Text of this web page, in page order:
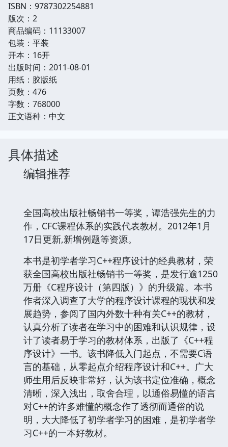
ISBN：9787302254881
版次：2
商品编码：11133007
包装：平装
开本：16开
出版时间：2011-08-01
用纸：胶版纸
页数：476
字数：768000
正文语种：中文
具体描述
编辑推荐
全国高校出版社畅销书一等奖，谭浩强先生的力
作，CFC课程体系的实践代表教材。2012年1月
17日更新,新增例题等资源。
本书是初学者学习C++程序设计的经典教材，荣
获全国高校出版社畅销书一等奖，是发行逾1250
万册《C程序设计（第四版）》的升级篇。本书
作者深入调查了大学的程序设计课程的现状和发
展趋势，参阅了国内外数十种有关C++的教材，
认真分析了读者在学习中的困难和认识规律，设
计了读者易于学习的教材体系，出版了《C++程
序设计》一书。该书降低入门起点，不需要C语
言的基础，从零起点介绍程序设计和C++。广大
师生用后反映非常好，认为该书定位准确，概念
清晰，深入浅出，取舍合理，以通俗易懂的语言
对C++的许多难懂的概念作了透彻而通俗的说
明，大大降低了初学者学习的困难，是初学者学
习C++的一本好教材。